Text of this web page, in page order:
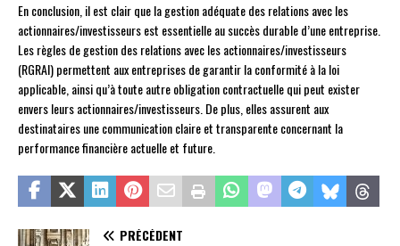
En conclusion, il est clair que la gestion adéquate des relations avec les
actionnaires/investisseurs est essentielle au succès durable d’une entreprise.
Les règles de gestion des relations avec les actionnaires/investisseurs
(RGRAI) permettent aux entreprises de garantir la conformité à la loi
applicable, ainsi qu’à toute autre obligation contractuelle qui peut exister
envers leurs actionnaires/investisseurs. De plus, elles assurent aux
destinataires une communication claire et transparente concernant la
performance financière actuelle et future.
PRÉCÉDENT